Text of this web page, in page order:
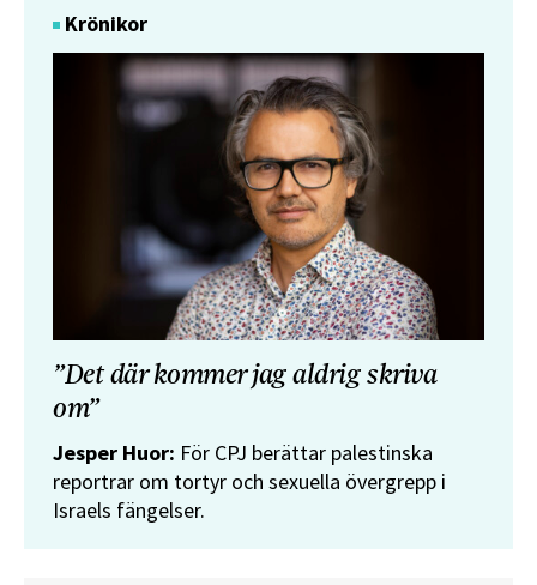
Krönikor
”Det där kommer jag aldrig skriva
om”
Jesper Huor: För CPJ berättar palestinska
reportrar om tortyr och sexuella övergrepp i
Israels fängelser.